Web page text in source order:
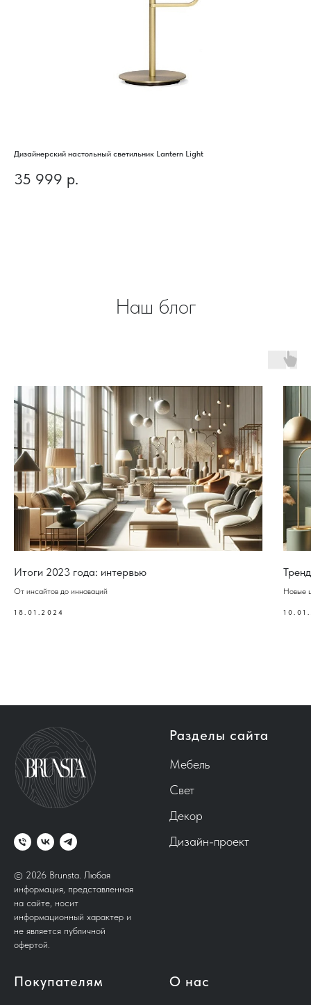
Дизайнерский настольный светильник Lantern Light
35 999 р.
Наш блог
Итоги 2023 года: интервью
От инсайтов до инноваций
18.01.2024
Новые
© 2026 Brunsta. Любая
информация, представленная
на сайте, носит
информационный характер и
не является публичной
офертой.
Разделы сайта
Мебель
Свет
Декор
Дизайн-проект
Покупателям О нас